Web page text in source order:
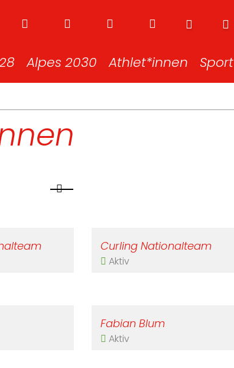
Alpes 2030 Athlet*innen Sport
Curling Nationalteam
Aktiv
Fabian Blum
Aktiv